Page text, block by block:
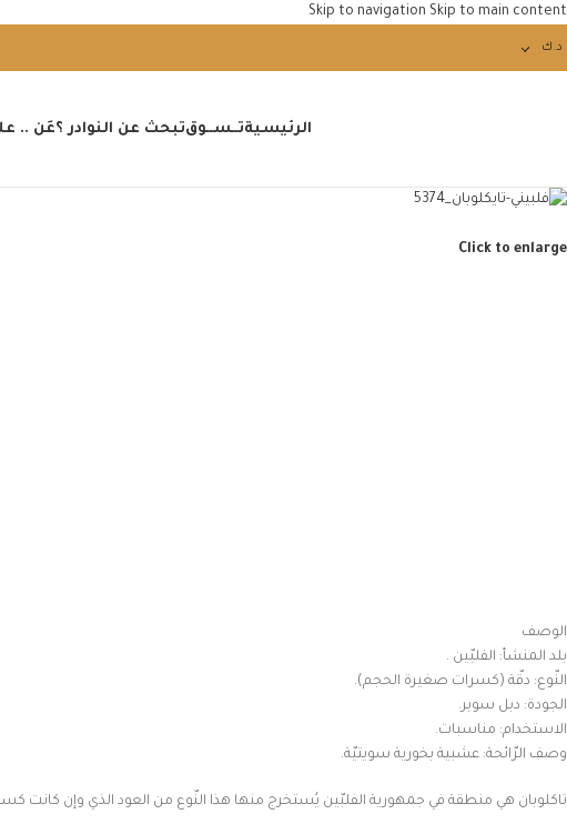
Skip to navigation Skip to main content
د.ك
الرئيسيةتــســوقتبحث عن النوادر ؟عَن ..
Click to enlarge
الوصف
بلد المنشأ: الفلبّين .
النّوع: دقّة (كسرات صغيرة الحجم).
الجودة: دبل سوبر.
الاستخدام: مناسبات.
وصف الرّائحة: عشبية بخورية سويتيّة.
تاكلوبان هي منطقة في جمهورية الفلبّين يُستخرج منها هذا النّوع من العود الذي وإن كانت